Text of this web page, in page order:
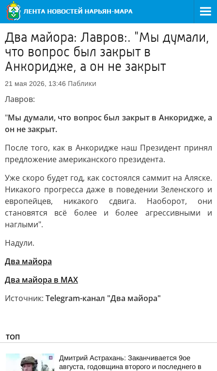
Два майора: Лавров:. "Мы думали,
что вопрос был закрыт в
Анкоридже, а он не закрыт
21 мая 2026, 13:46 Паблики
Лавров:
"Мы думали, что вопрос был закрыт в Анкоридже, а
он не закрыт.
После того, как в Анкоридже наш Президент принял
предложение американского президента.
Уже скоро будет год, как состоялся саммит на Аляске.
Никакого прогресса даже в поведении Зеленского и
европейцев, никакого сдвига. Наоборот, они
становятся всё более и более агрессивными и
наглыми".
Надули.
Два майора
Два майора в МАХ
Источник: Telegram-канал "Два майора"
ТОП
Дмитрий Астрахань: Заканчивается 9ое
августа, годовщина второго и последнего в